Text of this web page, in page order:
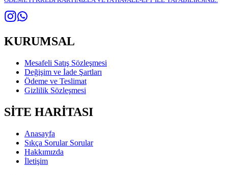
KURUMSAL
Mesafeli Satış Sözleşmesi
Değişim ve İade Şartları
Ödeme ve Teslimat
Gizlilik Sözleşmesi
SİTE HARİTASI
Anasayfa
Sıkça Sorular Sorular
Hakkımızda
İletişim